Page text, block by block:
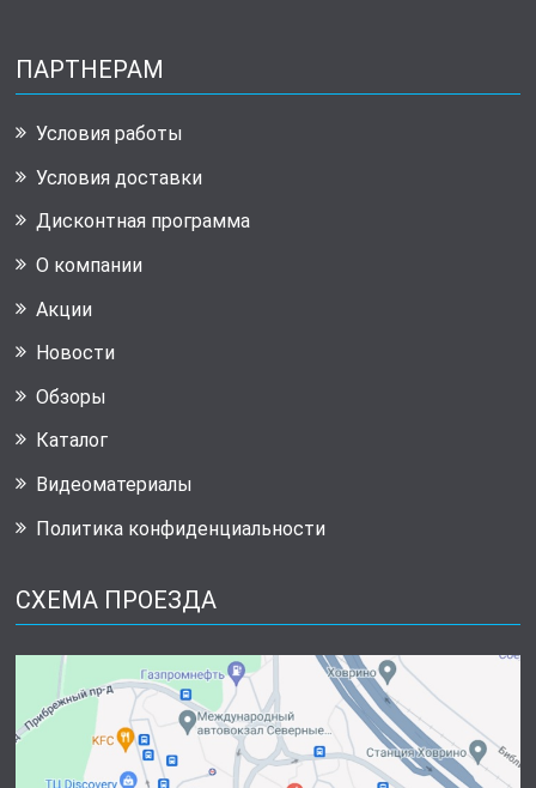
ПАРТНЕРАМ
Условия работы
Условия доставки
Дисконтная программа
О компании
Акции
Новости
Обзоры
Каталог
Видеоматериалы
Политика конфиденциальности
СХЕМА ПРОЕЗДА